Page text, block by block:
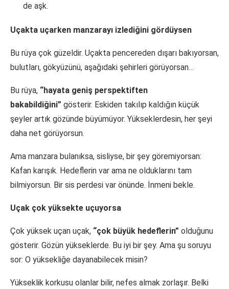
de aşk.
Uçakta uçarken manzarayı izlediğini gördüysen
Bu rüya çok güzeldir. Uçakta pencereden dışarı bakıyorsan,
bulutları, gökyüzünü, aşağıdaki şehirleri görüyorsan…
Bu rüya, “hayata geniş perspektiften
bakabildiğini” gösterir. Eskiden takılıp kaldığın küçük
şeyler artık gözünde büyümüyor. Yükseklerdesin, her şeyi
daha net görüyorsun.
Ama manzara bulanıksa, sisliyse, bir şey göremiyorsan:
Kafan karışık. Hedeflerin var ama ne olduklarını tam
bilmiyorsun. Bir sis perdesi var önünde. İnmeni bekle.
Uçak çok yüksekte uçuyorsa
Çok yüksek uçan uçak, “çok büyük hedeflerin” olduğunu
gösterir. Gözün yükseklerde. Bu iyi bir şey. Ama şu soruyu
sor: O yüksekliğe dayanabilecek misin?
Yükseklik korkusu olanlar bilir, nefes almak zorlaşır. Belki